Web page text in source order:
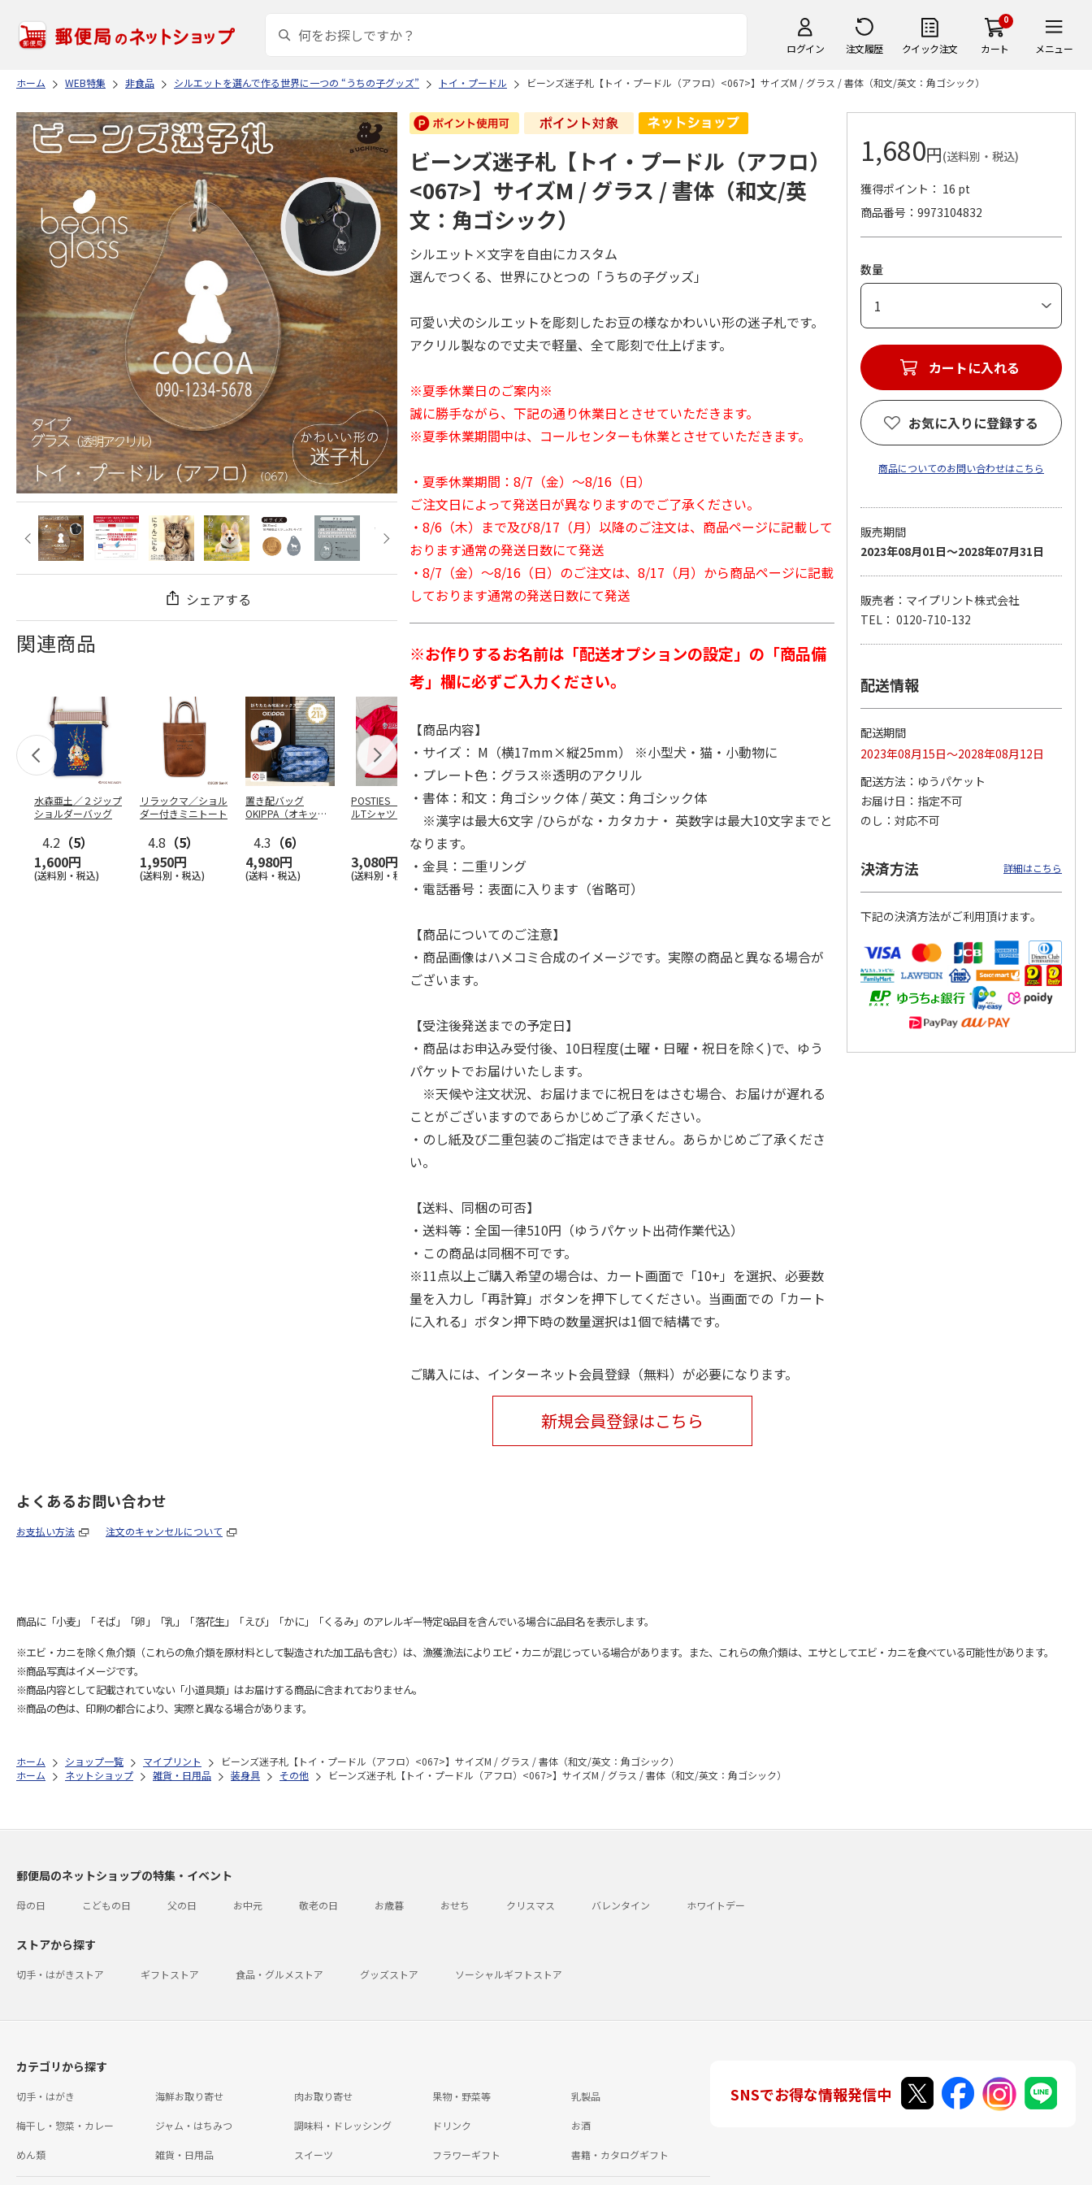
ログイン 注文履歴 クイック注文
0
カート メニュー
ホーム WEB特集 非食品 シルエットを選んで作る世界に一つの “うちの子グッズ” トイ・プードル ビーンズ迷子札【トイ・プードル（アフロ）<067>】サイズM / グラス / 書体（和文/英文：角ゴシック）
シェアする
関連商品
水森亜土／２ジップ
ショルダーバッグ
4.2 （5）
1,600円
(送料別・税込)
リラックマ／ショル
ダー付きミニトート
4.8 （5）
1,950円
(送料別・税込)
置き配バッグ
OKIPPA（オキッ
4.3 （6）
4,980円
(送料・税込)
POSTIES オリジナ
ルTシャツ Sサイズ
3,080円
(送料別・税込)
アニメ『ジョジョの
奇妙な冒険 黄金の
風』CITY POP…
4,939円
(送料別・税込)
コジコジ／ショルダ
ー付きバッグ
アニメ『ジョジョの
奇妙な冒険 黄金の
風』CITY POP…
冒険 スターダスト
クルセイダース』
『ジョジョの奇妙な
冒険 スターダスト
クルセイダース』
3,300円
(送料別・税込)
4,840円
(送料別・税込)
ビーンズ迷子札【トイ・プードル（アフロ）
<067>】サイズM / グラス / 書体（和文/英
文：角ゴシック）
シルエット×文字を自由にカスタム
選んでつくる、世界にひとつの「うちの子グッズ」
可愛い犬のシルエットを彫刻したお豆の様なかわいい形の迷子札です。
アクリル製なので丈夫で軽量、全て彫刻で仕上げます。
※夏季休業日のご案内※
誠に勝手ながら、下記の通り休業日とさせていただきます。
※夏季休業期間中は、コールセンターも休業とさせていただきます。
・夏季休業期間：8/7（金）～8/16（日）
ご注文日によって発送日が異なりますのでご了承ください。
・8/6（木）まで及び8/17（月）以降のご注文は、商品ページに記載して
おります通常の発送日数にて発送
・8/7（金）～8/16（日）のご注文は、8/17（月）から商品ページに記載
しております通常の発送日数にて発送
※お作りするお名前は「配送オプションの設定」の「商品備
考」欄に必ずご入力ください。
【商品内容】
・サイズ： M（横17mm×縦25mm） ※小型犬・猫・小動物に
・プレート色：グラス※透明のアクリル
・書体：和文：角ゴシック体 / 英文：角ゴシック体
※漢字は最大6文字 /ひらがな・カタカナ・ 英数字は最大10文字までと
なります。
・金具：二重リング
・電話番号：表面に入ります（省略可）
【商品についてのご注意】
・商品画像はハメコミ合成のイメージです。実際の商品と異なる場合が
ございます。
【受注後発送までの予定日】
・商品はお申込み受付後、10日程度(土曜・日曜・祝日を除く)で、ゆう
パケットでお届けいたします。
※天候や注文状況、お届けまでに祝日をはさむ場合、お届けが遅れる
ことがございますのであらかじめご了承ください。
・のし紙及び二重包装のご指定はできません。あらかじめご了承くださ
い。
【送料、同梱の可否】
・送料等：全国一律510円（ゆうパケット出荷作業代込）
・この商品は同梱不可です。
※11点以上ご購入希望の場合は、カート画面で「10+」を選択、必要数
量を入力し「再計算」ボタンを押下してください。当画面での「カート
に入れる」ボタン押下時の数量選択は1個で結構です。
ご購入には、インターネット会員登録（無料）が必要になります。
新規会員登録はこちら
1,680円(送料別・税込)
獲得ポイント： 16 pt
商品番号
9973104832
数量
カートに入れる
お気に入りに登録する
商品についてのお問い合わせはこちら
販売期間
2023年08月01日～2028年07月31日
販売者：マイプリント株式会社
TEL： 0120-710-132
配送情報
配送期間
2023年08月15日～2028年08月12日
配送方法
ゆうパケット
お届け日
指定不可
のし
対応不可
決済方法 詳細はこちら
下記の決済方法がご利用頂けます。
よくあるお問い合わせ
お支払い方法 注文のキャンセルについて
商品に「小麦」「そば」「卵」「乳」「落花生」「えび」「かに」「くるみ」のアレルギー特定8品目を含んでいる場合に品目名を表示します。
※エビ・カニを除く魚介類（これらの魚介類を原材料として製造された加工品も含む）は、漁獲漁法によりエビ・カニが混じっている場合があります。また、これらの魚介類は、エサとしてエビ・カニを食べている可能性があります。
※商品写真はイメージです。
※商品内容として記載されていない「小道具類」はお届けする商品に含まれておりません。
※商品の色は、印刷の都合により、実際と異なる場合があります。
ホーム ショップ一覧 マイプリント
ビーンズ迷子札【トイ・プードル（アフロ）<067>】サイズM / グラス / 書体（和文/英文：角ゴシック）
ホーム
ネットショップ 雑貨・日用品 装身具 その他 ビーンズ迷子札【トイ・プードル（アフロ）<067>】サイズM / グラス / 書体（和文/英文：角ゴシック）
郵便局のネットショップの特集・イベント
母の日 こどもの日 父の日 お中元 敬老の日 お歳暮 おせち クリスマス バレンタイン ホワイトデー
ストアから探す
切手・はがきストア ギフトストア 食品・グルメストア グッズストア ソーシャルギフトストア
カテゴリから探す
切手・はがき 海鮮お取り寄せ 肉お取り寄せ 果物・野菜等 乳製品
梅干し・惣菜・カレー ジャム・はちみつ 調味料・ドレッシング ドリンク お酒
めん類 雑貨・日用品 スイーツ フラワーギフト 書籍・カタログギフト
SNSでお得な情報発信中